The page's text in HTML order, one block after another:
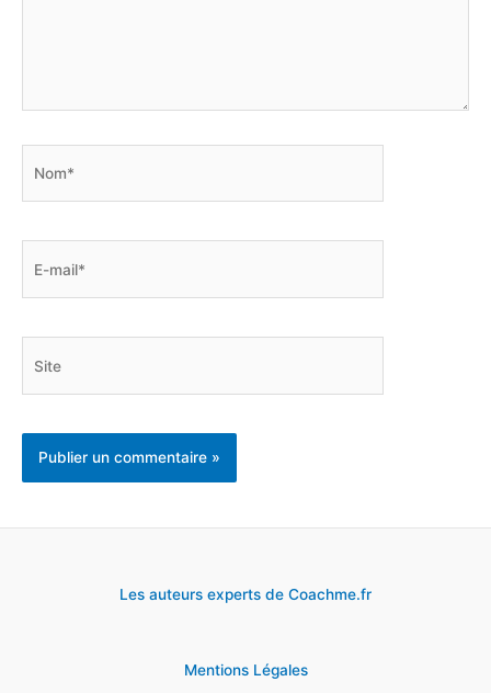
Les auteurs experts de Coachme.fr
Mentions Légales